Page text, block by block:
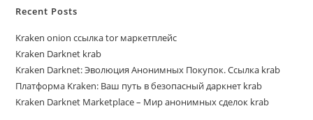
Recent Posts
Kraken onion ссылка tor маркетплейс
Kraken Darknet krab
Kraken Darknet: Эволюция Анонимных Покупок. Ссылка krab
Платформа Kraken: Ваш путь в безопасный даркнет krab
Kraken Darknet Marketplace – Мир анонимных сделок krab